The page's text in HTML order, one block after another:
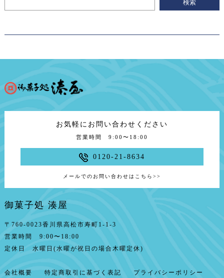
御菓子処 湊屋
〒760-0023香川県高松市寿町1-1-3
営業時間 9:00〜18:00
定休日 水曜日(水曜が祝日の場合木曜定休)
会社概要 特定商取引に基づく表記 プライバシーポリシー
お気軽にお問い合わせください
営業時間 9:00〜18:00
0120-21-8634
メールでのお問い合わせはこちら >>